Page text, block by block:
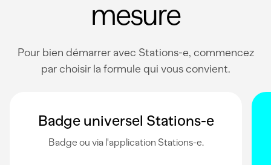
mesure
Pour bien démarrer avec Stations-e, commencez
par choisir la formule qui vous convient.
Badge universel Stations-e
Badge ou via l'application Stations-e.